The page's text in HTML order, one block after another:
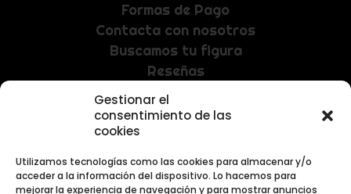
Gestionar el
consentimiento de las
cookies
Utilizamos tecnologías como las cookies para almacenar y/o
acceder a la información del dispositivo. Lo hacemos para
mejorar la experiencia de navegación y para mostrar anuncios
Formas de Pago
Contacta con nosotros
Buscamos tu figura
Reseñas
NEWSLETTER
Recibe las últimas noticias y promociones
exclusivas.